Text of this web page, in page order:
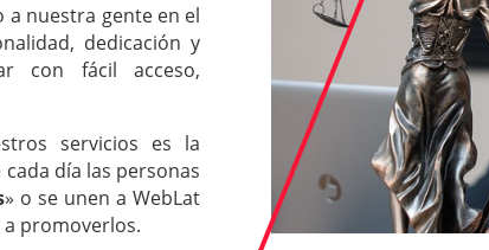
nuestra gente en el
dedicación y
con fácil acceso,
servicios es la
día las personas
» o se unen a WebLat
promoverlos.